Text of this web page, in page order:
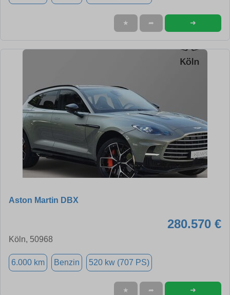
★ ➦ ➜
Aston Martin DBX
280.570 €
Köln, 50968
6.000 km Benzin 520 kw (707 PS)
★ ➦ ➜